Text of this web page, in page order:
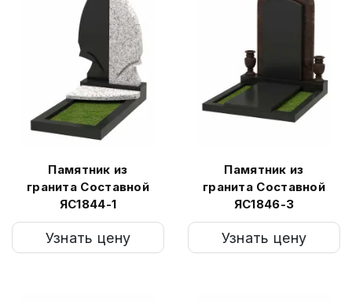
Памятник из
гранита Составной
ЯС1844-1
Узнать цену
Памятник из
гранита Составной
ЯС1846-3
Узнать цену